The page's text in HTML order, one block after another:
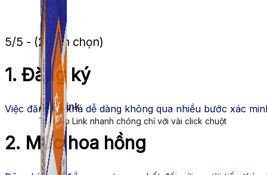
ATP Link
Tạo Bio Link nhanh chóng chỉ với vài click chuột
5/5 - (2 bình chọn)
1. Đăng ký​
Việc đăng ký khá dễ dàng không qua nhiều bước xác
2. Mức hoa hồng